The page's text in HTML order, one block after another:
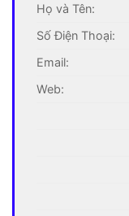
Họ và Tên:
Số Điện Thoại:
Email:
Web: